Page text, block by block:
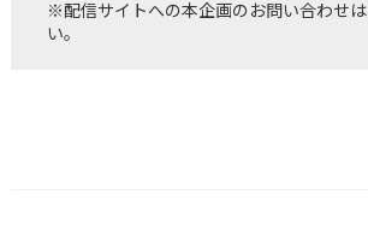
※配信サイトへの本企画のお問い合わせ
い。